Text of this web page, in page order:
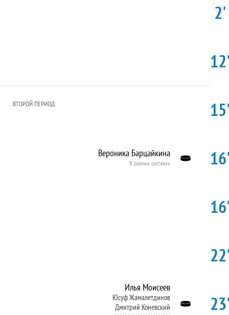
ВТОРОЙ ПЕРИОД
Вероника Барцайкина
В равных составах
Илья Моисеев
Юсуф Жамалетдинов
Дмитрий Коневский